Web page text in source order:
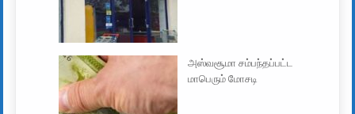
அஸ்வசூமா சம்பந்தப்பட்ட
மாபெரும் மோசடி